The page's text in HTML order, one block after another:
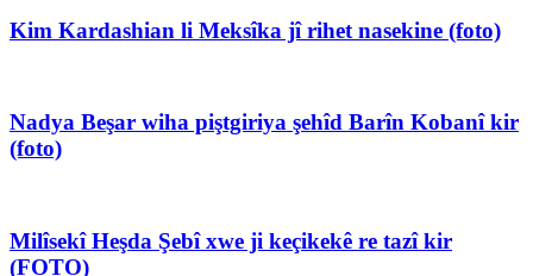
Kim Kardashian li Meksîka jî rihet nasekine (foto)
Nadya Beşar wiha piştgiriya şehîd Barîn Kobanî kir
(foto)
Milîsekî Heşda Şebî xwe ji keçikekê re tazî kir
(FOTO)